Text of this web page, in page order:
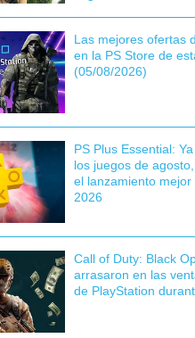
Las mejores ofertas
en la PS Store de
(05/08/2026)
PS Plus Essential:
los juegos de
el lanzamiento
2026
Call of Duty: Black
arrasaron en las
de PlayStation